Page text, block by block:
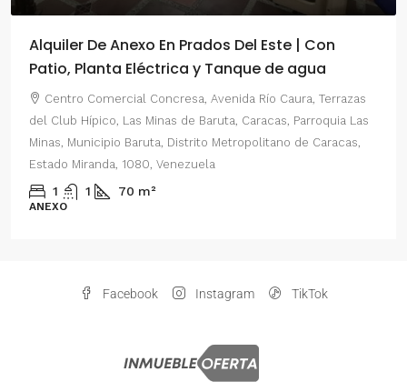
Prados Del Este | Con
y Tanque de agua
Avenida Río Caura, Terrazas
de Baruta, Caracas, Parroquia Las
Metropolitano de Caracas,
Alquiler De Anexo En
2 Habitaciones
Centro Comercial
del Este, Prados del Este,
Parroquia Nuestra Señora
Facebook Instagram TikTok